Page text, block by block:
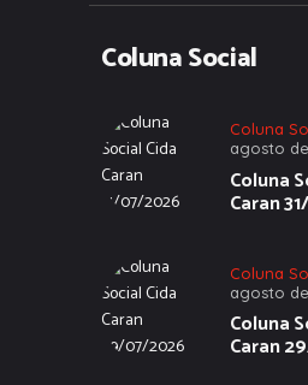
Coluna Social
Coluna
agosto
Coluna
Caran
Coluna
agosto
Coluna
Caran